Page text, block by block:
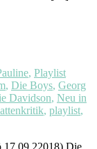
, Playlist
, Die Boys, Georg
Davidson, Neu in
, playlist,